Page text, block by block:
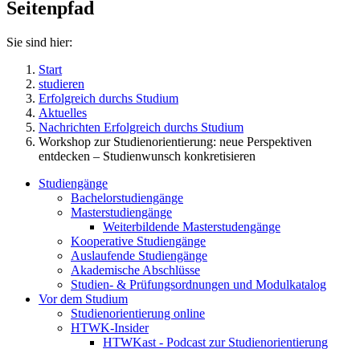
Seitenpfad
Sie sind hier:
Start
studieren
Erfolgreich durchs Studium
Aktuelles
Nachrichten Erfolgreich durchs Studium
Workshop zur Studienorientierung: neue Perspektiven
entdecken – Studienwunsch konkretisieren
Studiengänge
Bachelorstudiengänge
Masterstudiengänge
Weiterbildende Masterstudengänge
Kooperative Studiengänge
Auslaufende Studiengänge
Akademische Abschlüsse
Studien- & Prüfungsordnungen und Modulkatalog
Vor dem Studium
Studienorientierung online
HTWK-Insider
HTWKast - Podcast zur Studienorientierung